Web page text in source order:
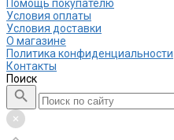
Помощь покупателю
Условия оплаты
Условия доставки
О магазине
Политика конфиденциальности
Контакты
Поиск